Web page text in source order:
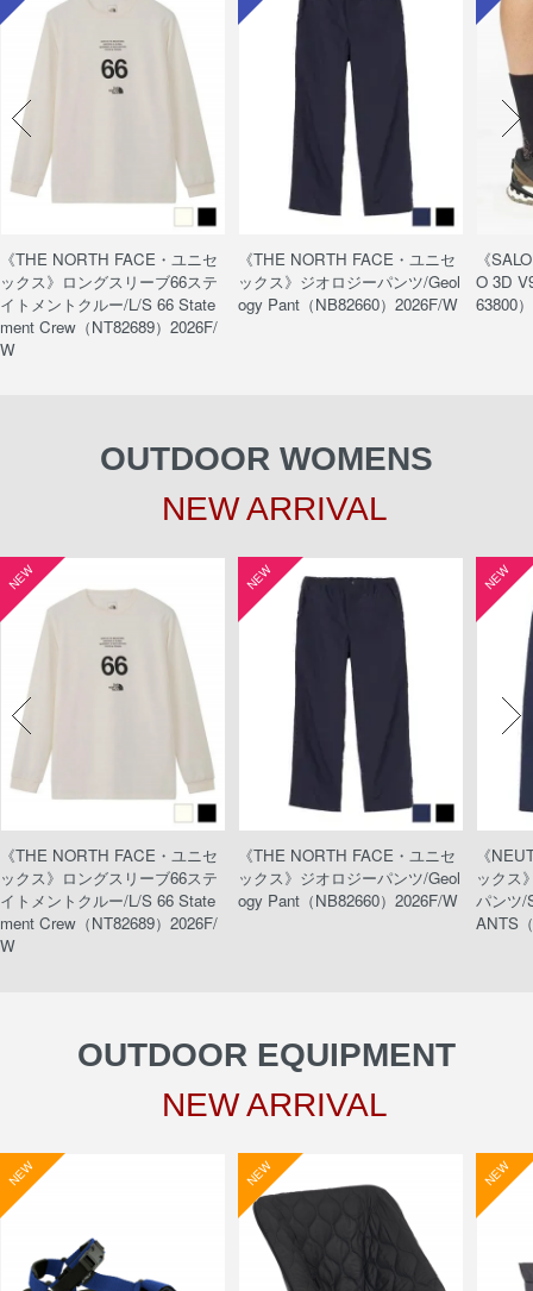
《THE NORTH FACE・ユニセ
ックス》ロングスリーブ66ステ
イトメントクルー/L/S 66 State
ment Crew（NT82689）2026F/
W
《THE NORTH FACE・ユニセ
ックス》ジオロジーパンツ/Geol
ogy Pant（NB82660）2026F/W
《
O 3D
63800
OUTDOOR WOMENS
NEW ARRIVAL
NEW
《THE NORTH FACE・ユニセ
ックス》ロングスリーブ66ステ
イトメントクルー/L/S 66 State
ment Crew（NT82689）2026F/
W
NEW
《THE NORTH FACE・ユニセ
ックス》ジオロジーパンツ/Geol
ogy Pant（NB82660）2026F/W
NEW
《
ックス
パンツ
ANTS
OUTDOOR EQUIPMENT
NEW ARRIVAL
NEW NEW NEW